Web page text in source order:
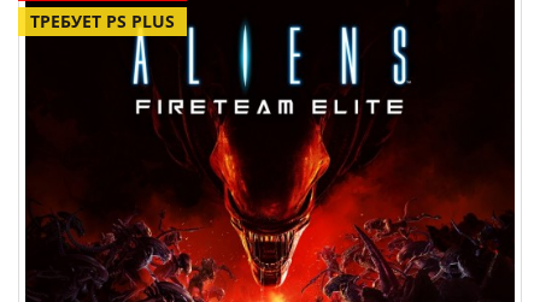
ТРЕБУЕТ PS PLUS